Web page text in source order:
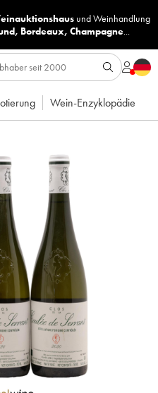
undWeinhandlung
, Bordeaux, Champagne...
Wein-Enzyklopädie